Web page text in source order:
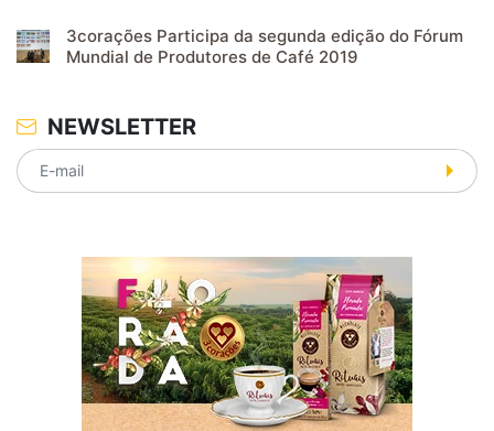
3corações Participa da segunda edição do Fórum
Mundial de Produtores de Café 2019
NEWSLETTER